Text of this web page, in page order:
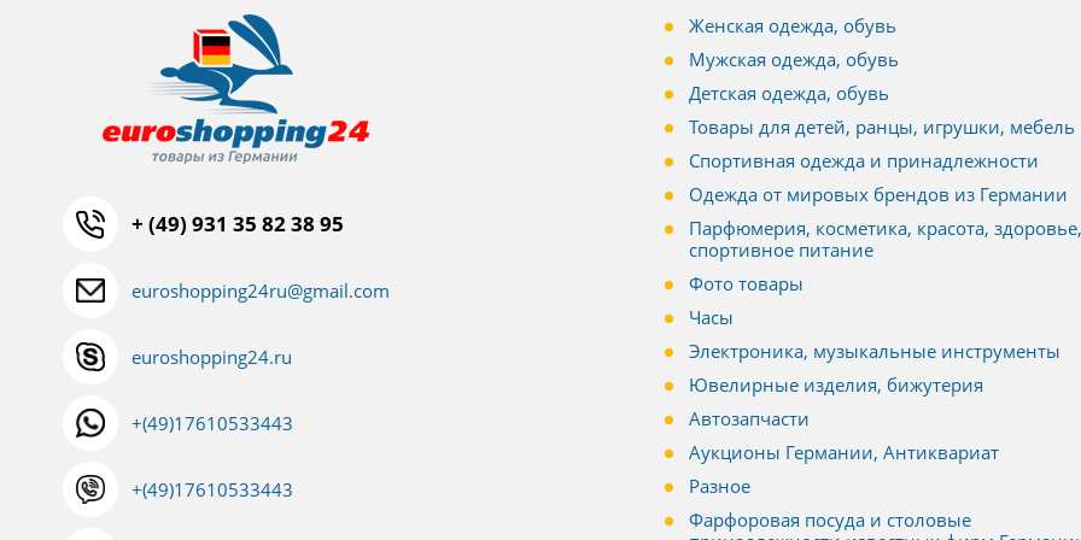
+ (49) 931 35 82 38 95
euroshopping24ru@gmail.com
euroshopping24.ru
+(49)17610533443
+(49)17610533443
Женская одежда, обувь
Мужская одежда, обувь
Детская одежда, обувь
Товары для детей, ранцы, игрушки, мебель
Спортивная одежда и принадлежности
Одежда от мировых брендов из Германии
Парфюмерия, косметика, красота, здоровье,
спортивное питание
Фото товары
Часы
Электроника, музыкальные инструменты
Ювелирные изделия, бижутерия
Автозапчасти
Аукционы Германии, Антиквариат
Разное
Фарфоровая посуда и столовые